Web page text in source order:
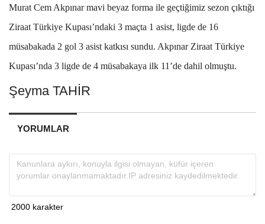
Murat Cem Akpınar mavi beyaz forma ile geçtiğimiz sezon çıktığı
Ziraat Türkiye Kupası’ndaki 3 maçta 1 asist, ligde de 16
müsabakada 2 gol 3 asist katkısı sundu. Akpınar Ziraat Türkiye
Kupası’nda 3 ligde de 4 müsabakaya ilk 11’de dahil olmuştu.
Şeyma TAHİR
YORUMLAR